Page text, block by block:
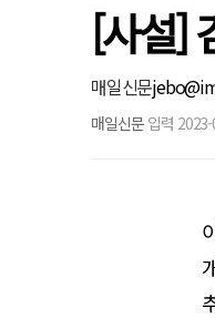
[사설]
매일신문
매일신문 입력